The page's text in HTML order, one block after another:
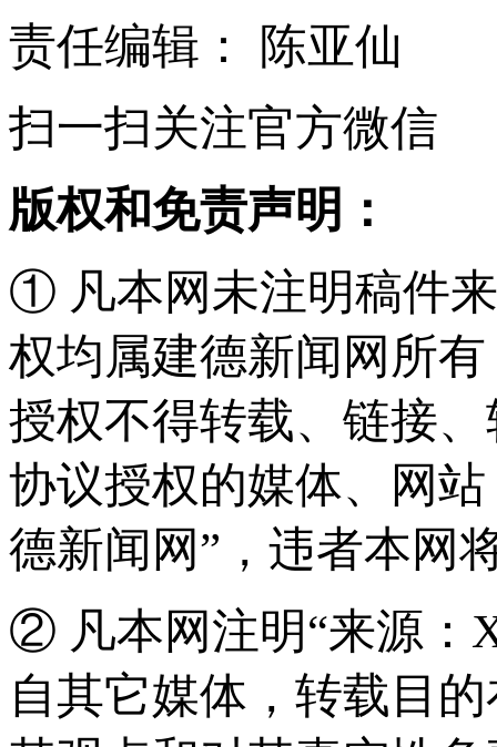
责任编辑： 陈亚仙
扫一扫关注官方微信
版权和免责声明：
① 凡本网未注明稿件
权均属建德新闻网所
授权不得转载、链接
协议授权的媒体、网
德新闻网”，违者本网
② 凡本网注明“来源：
自其它媒体，转载目